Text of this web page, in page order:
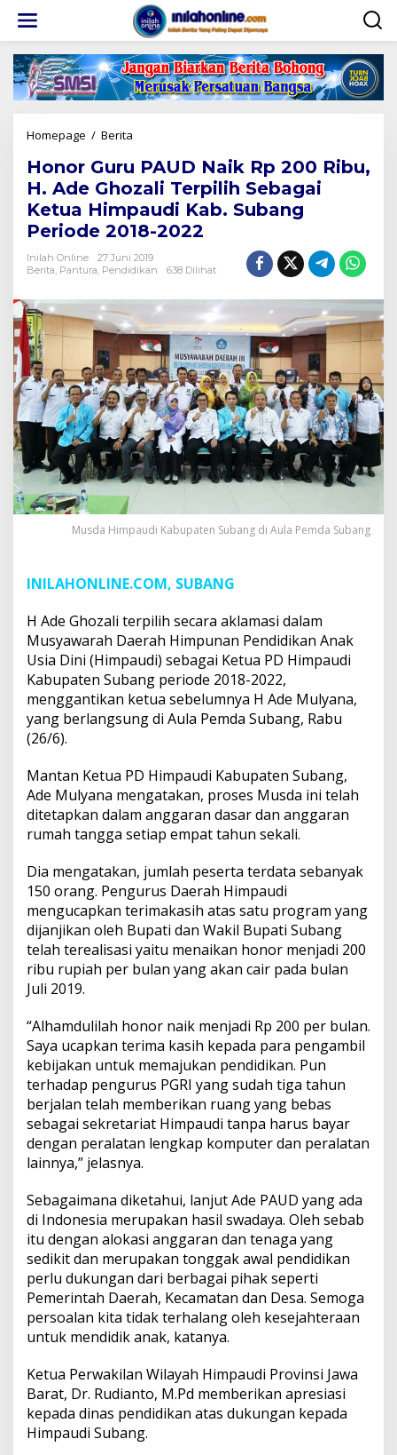
konten
Homepage / Berita
PAUD
Naik
Rp
200
Ribu,
Ade
Ghozali
Sebagai
Ketua
Himpaudi
Kab.
Subang
Periode
2018-
2022
Honor Guru PAUD Naik Rp 200 Ribu,
H. Ade Ghozali Terpilih Sebagai
Ketua Himpaudi Kab. Subang
Periode 2018-2022
Inilah Online
27 Juni 2019
Berita Pantura Pendidikan 638 Dilihat
Musda Himpaudi Kabupaten Subang di Aula Pemda Subang
INILAHONLINE.COM, SUBANG
H Ade Ghozali terpilih secara aklamasi dalam
Musyawarah Daerah Himpunan Pendidikan Anak
Usia Dini (Himpaudi) sebagai Ketua PD Himpaudi
Kabupaten Subang periode 2018-2022,
menggantikan ketua sebelumnya H Ade Mulyana,
yang berlangsung di Aula Pemda Subang, Rabu
(26/6).
Mantan Ketua PD Himpaudi Kabupaten Subang,
Ade Mulyana mengatakan, proses Musda ini telah
ditetapkan dalam anggaran dasar dan anggaran
rumah tangga setiap empat tahun sekali.
Dia mengatakan, jumlah peserta terdata sebanyak
150 orang. Pengurus Daerah Himpaudi
mengucapkan terimakasih atas satu program yang
dijanjikan oleh Bupati dan Wakil Bupati Subang
telah terealisasi yaitu menaikan honor menjadi 200
ribu rupiah per bulan yang akan cair pada bulan
Juli 2019.
“Alhamdulilah honor naik menjadi Rp 200 per bulan.
Saya ucapkan terima kasih kepada para pengambil
kebijakan untuk memajukan pendidikan. Pun
terhadap pengurus PGRI yang sudah tiga tahun
berjalan telah memberikan ruang yang bebas
sebagai sekretariat Himpaudi tanpa harus bayar
dengan peralatan lengkap komputer dan peralatan
lainnya,” jelasnya.
Sebagaimana diketahui, lanjut Ade PAUD yang ada
di Indonesia merupakan hasil swadaya. Oleh sebab
itu dengan alokasi anggaran dan tenaga yang
sedikit dan merupakan tonggak awal pendidikan
perlu dukungan dari berbagai pihak seperti
Pemerintah Daerah, Kecamatan dan Desa. Semoga
persoalan kita tidak terhalang oleh kesejahteraan
untuk mendidik anak, katanya.
Ketua Perwakilan Wilayah Himpaudi Provinsi Jawa
Barat, Dr. Rudianto, M.Pd memberikan apresiasi
kepada dinas pendidikan atas dukungan kepada
Himpaudi Subang.